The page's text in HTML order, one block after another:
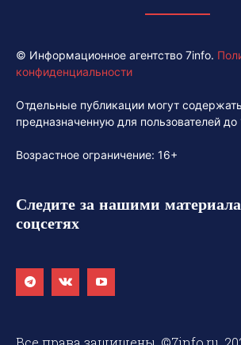
© Информационное агентство 7info.
конфиденциальности
Отдельные публикации могут
предназначенную для пользователей до
Возрастное ограничение: 16+
Следите за нашими
соцсетях